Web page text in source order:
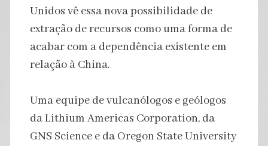
Unidos vê essa nova possibilidade de
extração de recursos como uma forma de
acabar com a dependência existente em
relação à China.
Uma equipe de vulcanólogos e geólogos
da Lithium Americas Corporation, da
GNS Science e da Oregon State University